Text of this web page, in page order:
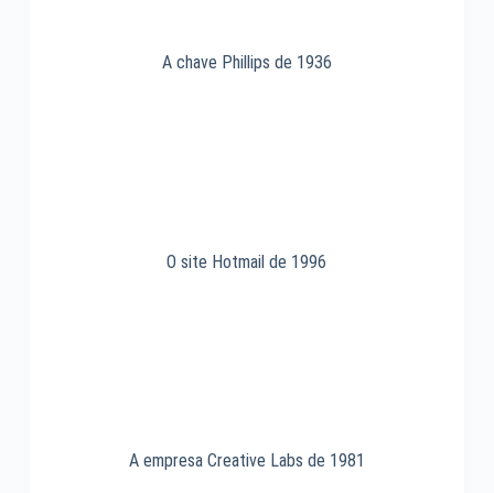
A chave Phillips de 1936
O site Hotmail de 1996
A empresa Creative Labs de 1981